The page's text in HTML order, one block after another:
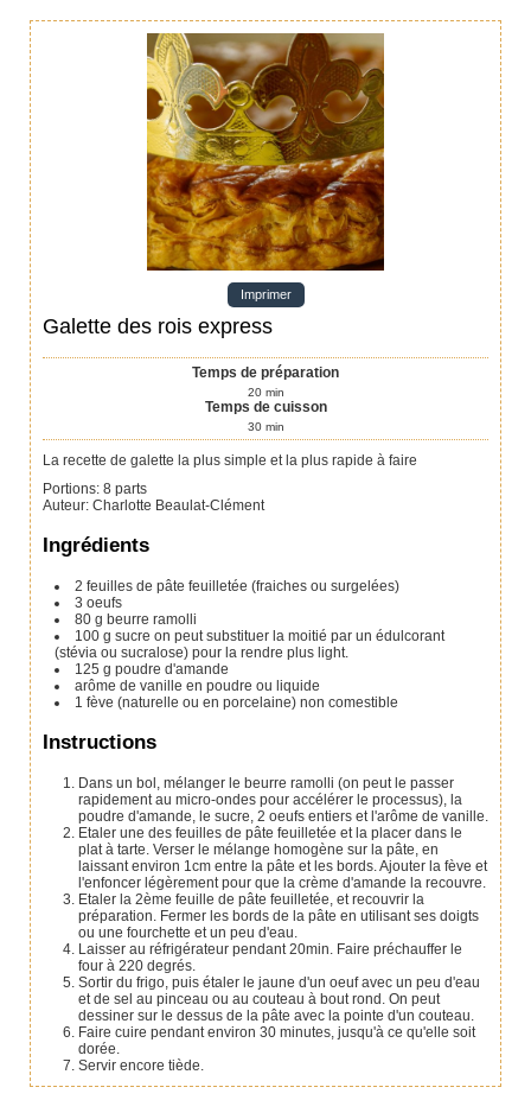
Imprimer
Galette des rois express
Temps de préparation
20 min
Temps de cuisson
30 min
La recette de galette la plus simple et la plus rapide à faire
Portions: 8 parts
Auteur: Charlotte Beaulat-Clément
Ingrédients
2 feuilles de pâte feuilletée (fraiches ou surgelées)
3 oeufs
80 g beurre ramolli
100 g sucre on peut substituer la moitié par un édulcorant
(stévia ou sucralose) pour la rendre plus light.
125 g poudre d'amande
arôme de vanille en poudre ou liquide
1 fève (naturelle ou en porcelaine) non comestible
Instructions
Dans un bol, mélanger le beurre ramolli (on peut le passer
rapidement au micro-ondes pour accélérer le processus), la
poudre d'amande, le sucre, 2 oeufs entiers et l'arôme de vanille.
Etaler une des feuilles de pâte feuilletée et la placer dans le
plat à tarte. Verser le mélange homogène sur la pâte, en
laissant environ 1cm entre la pâte et les bords. Ajouter la fève et
l'enfoncer légèrement pour que la crème d'amande la recouvre.
Etaler la 2ème feuille de pâte feuilletée, et recouvrir la
préparation. Fermer les bords de la pâte en utilisant ses doigts
ou une fourchette et un peu d'eau.
Laisser au réfrigérateur pendant 20min. Faire préchauffer le
four à 220 degrés.
Sortir du frigo, puis étaler le jaune d'un oeuf avec un peu d'eau
et de sel au pinceau ou au couteau à bout rond. On peut
dessiner sur le dessus de la pâte avec la pointe d'un couteau.
Faire cuire pendant environ 30 minutes, jusqu'à ce qu'elle soit
dorée.
Servir encore tiède.